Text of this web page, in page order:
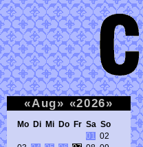
«Aug» «2026»
Mo Di Mi Do Fr Sa So
01
02